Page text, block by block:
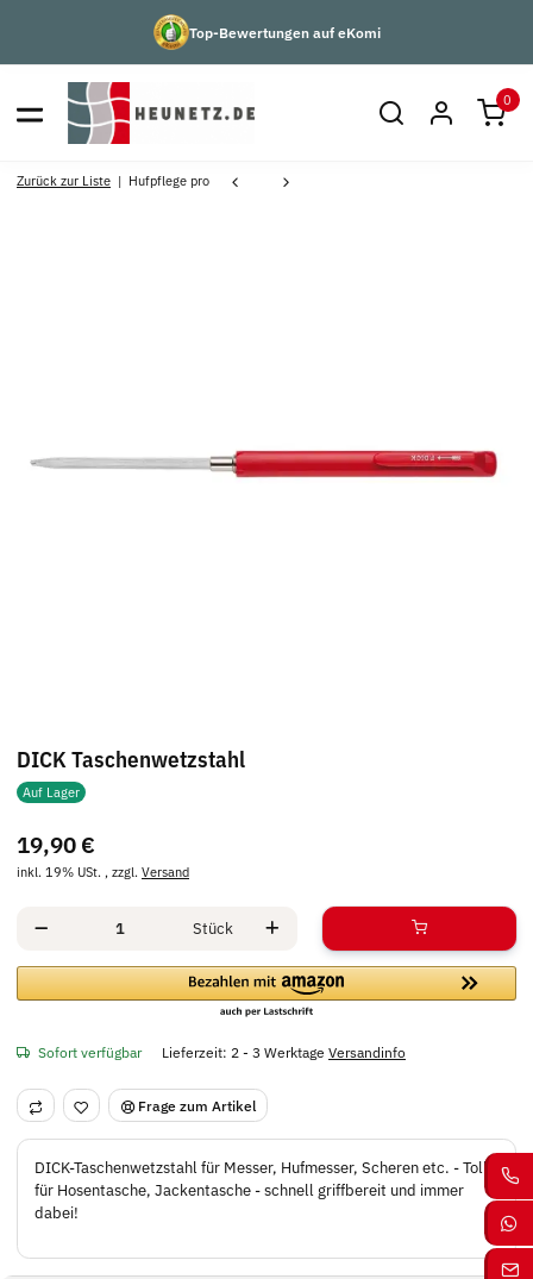
Top-Bewertungen auf eKomi
0
Zurück zur Liste Hufpflege pro
DICK Taschenwetzstahl
Auf Lager
19,90 €
inkl. 19% USt. , zzgl. Versand
Stück
Sofort verfügbar Lieferzeit: 2 - 3 Werktage Versandinfo
Frage zum Artikel
DICK-Taschenwetzstahl für Messer, Hufmesser, Scheren etc. - Toll
für Hosentasche, Jackentasche - schnell griffbereit und immer
dabei!